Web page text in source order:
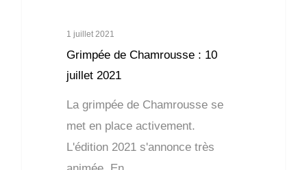
1 juillet 2021
Grimpée de Chamrousse : 10
juillet 2021
La grimpée de Chamrousse se
met en place activement.
L'édition 2021 s'annonce très